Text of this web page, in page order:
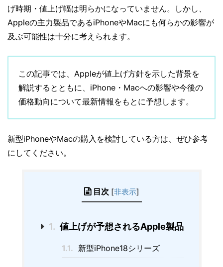
げ時期・値上げ幅は明らかになっていません。しかし、
Appleの主力製品であるiPhoneやMacにも何らかの影響が
及ぶ可能性は十分に考えられます。
この記事では、Appleが値上げ方針を示した背景を
解説するとともに、iPhone・Macへの影響や今後の
価格動向について最新情報をもとに予想します。
新型iPhoneやMacの購入を検討している方は、ぜひ参考
にしてください。
目次 [非表示]
1. 値上げが予想されるApple製品
1.1. 新型iPhone18シリーズ